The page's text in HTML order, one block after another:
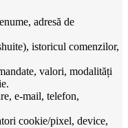
adresă de
istoricul comenzilor,
valori, modalități
e-mail, telefon,
cookie/pixel, device,